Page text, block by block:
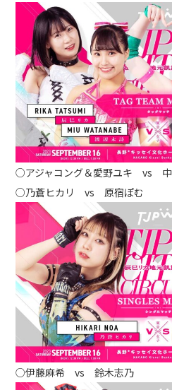
○アジャコング＆愛野ユキ vs 中
○乃蒼ヒカリ vs 原宿ぽむ
○伊藤麻希 vs 鈴木志乃